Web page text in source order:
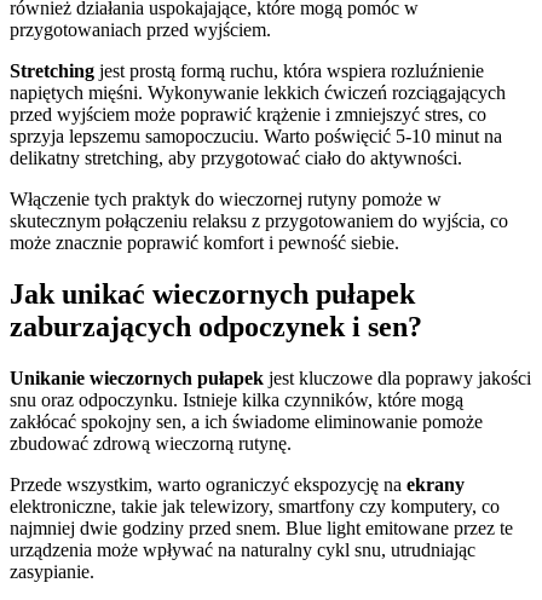
również działania uspokajające, które mogą pomóc w
przygotowaniach przed wyjściem.
Stretching jest prostą formą ruchu, która wspiera rozluźnienie
napiętych mięśni. Wykonywanie lekkich ćwiczeń rozciągających
przed wyjściem może poprawić krążenie i zmniejszyć stres, co
sprzyja lepszemu samopoczuciu. Warto poświęcić 5-10 minut na
delikatny stretching, aby przygotować ciało do aktywności.
Włączenie tych praktyk do wieczornej rutyny pomoże w
skutecznym połączeniu relaksu z przygotowaniem do wyjścia, co
może znacznie poprawić komfort i pewność siebie.
Jak unikać wieczornych pułapek
zaburzających odpoczynek i sen?
Unikanie wieczornych pułapek jest kluczowe dla poprawy jakości
snu oraz odpoczynku. Istnieje kilka czynników, które mogą
zakłócać spokojny sen, a ich świadome eliminowanie pomoże
zbudować zdrową wieczorną rutynę.
Przede wszystkim, warto ograniczyć ekspozycję na ekrany
elektroniczne, takie jak telewizory, smartfony czy komputery, co
najmniej dwie godziny przed snem. Blue light emitowane przez te
urządzenia może wpływać na naturalny cykl snu, utrudniając
zasypianie.